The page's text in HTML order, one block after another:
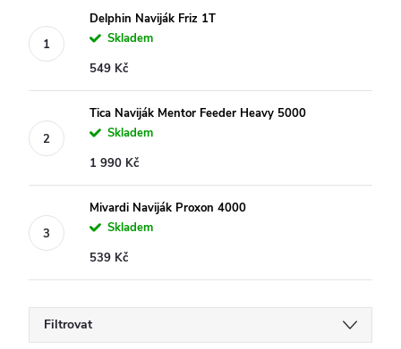
Delphin Naviják Friz 1T
Skladem
549 Kč
Tica Naviják Mentor Feeder Heavy 5000
Skladem
1 990 Kč
Mivardi Naviják Proxon 4000
Skladem
539 Kč
Filtrovat